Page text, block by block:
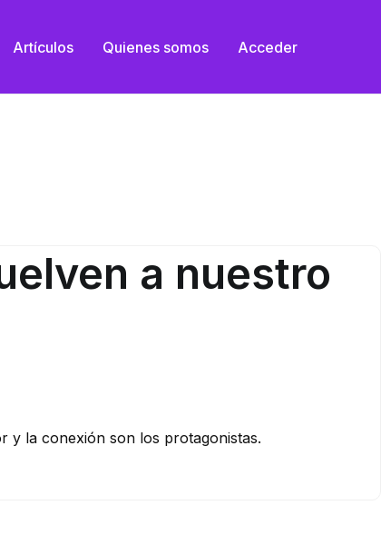
Artículos Quienes somos Acceder
a nuestro
y la conexión son los protagonistas.